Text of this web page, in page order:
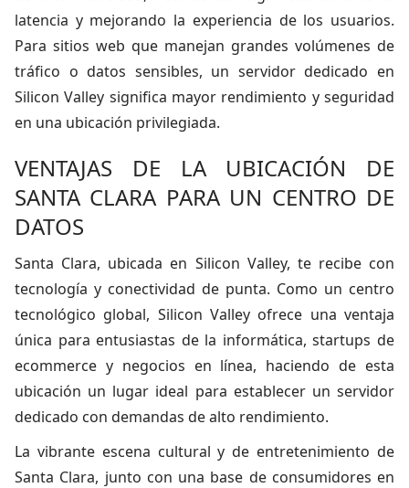
latencia y mejorando la experiencia de los usuarios.
Para sitios web que manejan grandes volúmenes de
tráfico o datos sensibles, un servidor dedicado en
Silicon Valley significa mayor rendimiento y seguridad
en una ubicación privilegiada.
VENTAJAS DE LA UBICACIÓN DE
SANTA CLARA PARA UN CENTRO DE
DATOS
Santa Clara, ubicada en Silicon Valley, te recibe con
tecnología y conectividad de punta. Como un centro
tecnológico global, Silicon Valley ofrece una ventaja
única para entusiastas de la informática, startups de
ecommerce y negocios en línea, haciendo de esta
ubicación un lugar ideal para establecer un servidor
dedicado con demandas de alto rendimiento.
La vibrante escena cultural y de entretenimiento de
Santa Clara, junto con una base de consumidores en